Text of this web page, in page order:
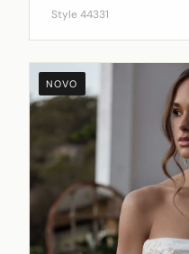
Style 44331
NOVO